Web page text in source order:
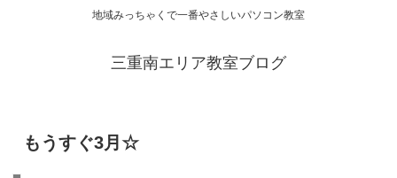
地域みっちゃくで一番やさしいパソコン教室
三重南エリア教室ブログ
もうすぐ3月☆